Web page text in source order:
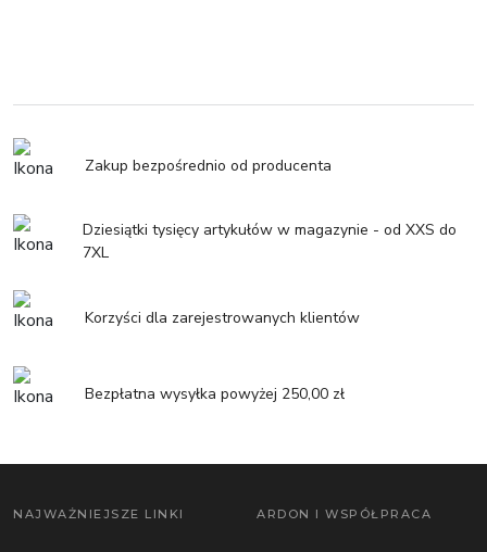
Zakup bezpośrednio od producenta
Dziesiątki tysięcy artykułów w magazynie - od XXS do
7XL
Korzyści dla zarejestrowanych klientów
Bezpłatna wysyłka powyżej 250,00 zł
NAJWAŻNIEJSZE LINKI ARDON I WSPÓŁPRACA